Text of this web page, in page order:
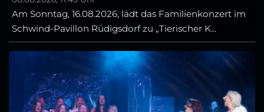
Am Sonntag, 16.08.2026, lädt das Familienkonzert im
Schwind-Pavillon Rüdigsdorf zu „Tierischer K...